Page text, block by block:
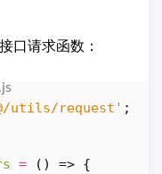
口请求函数：
utils/request' ;
= () => {